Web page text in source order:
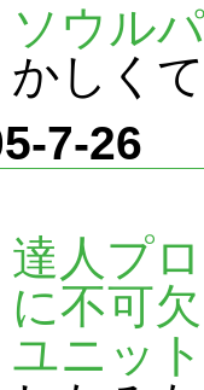
ソウル
かしく
7-26
達人プ
に不可
ユニッ